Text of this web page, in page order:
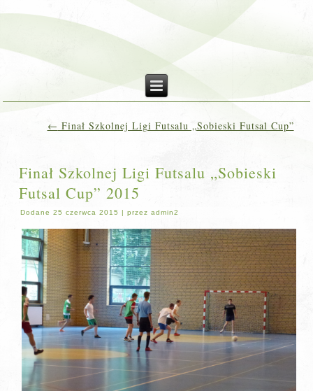
← Finał Szkolnej Ligi Futsalu „Sobieski Futsal Cup”
Finał Szkolnej Ligi Futsalu „Sobieski
Futsal Cup” 2015
Dodane 25 czerwca 2015 |przez admin2